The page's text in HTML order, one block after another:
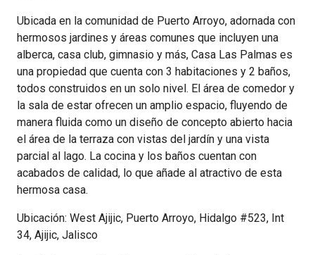
Ubicada en la comunidad de Puerto Arroyo, adornada con
hermosos jardines y áreas comunes que incluyen una
alberca, casa club, gimnasio y más, Casa Las Palmas es
una propiedad que cuenta con 3 habitaciones y 2 baños,
todos construidos en un solo nivel. El área de comedor y
la sala de estar ofrecen un amplio espacio, fluyendo de
manera fluida como un diseño de concepto abierto hacia
el área de la terraza con vistas del jardín y una vista
parcial al lago. La cocina y los baños cuentan con
acabados de calidad, lo que añade al atractivo de esta
hermosa casa.
Ubicación: West Ajijic, Puerto Arroyo, Hidalgo #523, Int
34, Ajijic, Jalisco